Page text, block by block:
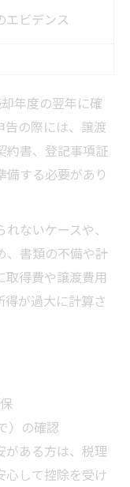
エビデンス
年度の翌年に確
告の際には、譲渡
約書、登記事項証
する必要があり
ないケースや、
、書類の不備や計
取得費や譲渡費用
が過大に計算さ
）の確認
がある方は、税理
心して控除を受け